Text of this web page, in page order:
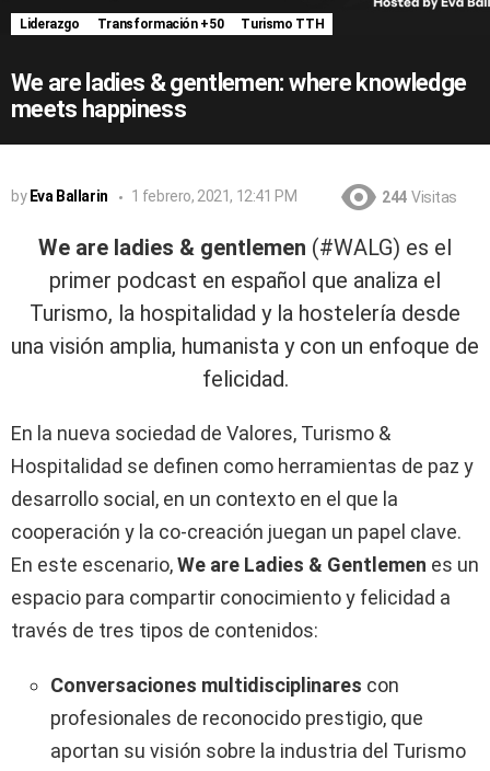
Liderazgo Transformación +50 Turismo TTH
We are ladies & gentlemen: where knowledge
meets happiness
by Eva Ballarin 1 febrero, 2021, 12:41 PM 244 Visitas
We are ladies & gentlemen (#WALG) es el
primer podcast en español que analiza el
Turismo, la hospitalidad y la hostelería desde
una visión amplia, humanista y con un enfoque de
felicidad.
En la nueva sociedad de Valores, Turismo &
Hospitalidad se definen como herramientas de paz y
desarrollo social, en un contexto en el que la
cooperación y la co-creación juegan un papel clave.
En este escenario,We are Ladies & Gentlemen es un
espacio para compartir conocimiento y felicidad a
través de tres tipos de contenidos:
Conversaciones multidisciplinares con
profesionales de reconocido prestigio, que
aportan su visión sobre la industria del Turismo